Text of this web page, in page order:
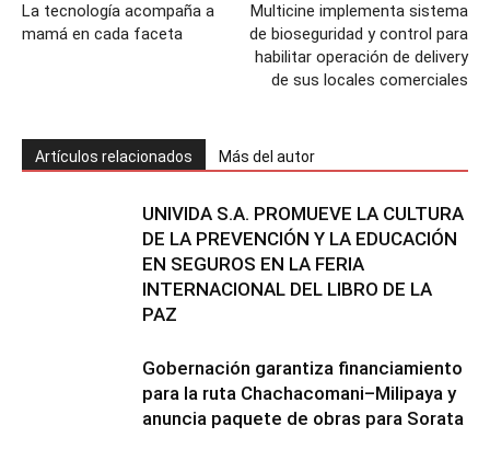
La tecnología acompaña a
mamá en cada faceta
Multicine implementa sistema
de bioseguridad y control para
habilitar operación de delivery
de sus locales comerciales
Artículos relacionados Más del autor
UNIVIDA S.A. PROMUEVE LA CULTURA
DE LA PREVENCIÓN Y LA EDUCACIÓN
EN SEGUROS EN LA FERIA
INTERNACIONAL DEL LIBRO DE LA
PAZ
Gobernación garantiza financiamiento
para la ruta Chachacomani–Milipaya y
anuncia paquete de obras para Sorata